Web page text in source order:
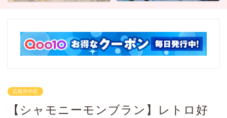
広島市中区
【シャモニーモンブラン】レトロ好